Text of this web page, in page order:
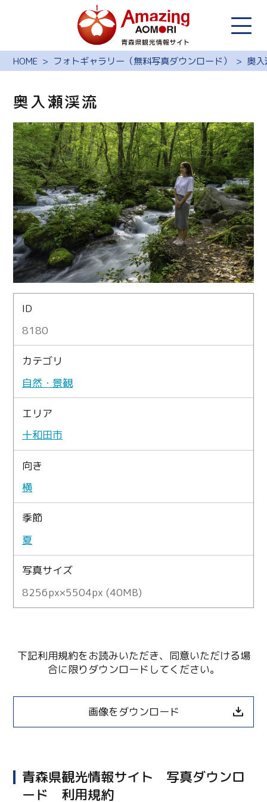
HOME フォトギャラリー（無料写真ダウンロード） 奥
奥入瀬渓流
ID
8180
カテゴリ
自然・景観
エリア
十和田市
向き
横
季節
夏
写真サイズ
8256px×5504px (40MB)
下記利用規約をお読みいただき、同意いただける場
合に限りダウンロードしてください。
画像をダウンロード
青森県観光情報サイト 写真ダウンロ
ード 利用規約